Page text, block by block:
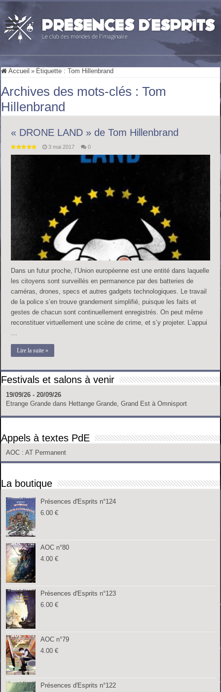
Accueil » Étiquette :Tom Hillenbrand
Archives des mots-clés :Tom
Hillenbrand
« DRONE LAND » de Tom Hillenbrand
3 mai 2017 0
Dans un futur proche, l’Union européenne est une entité dans laquelle
les citoyens sont surveillés en permanence par des batteries de
caméras, drones, specs et autres gadgets technologiques. Le travail
de la police s’en trouve grandement simplifié, puisque les faits et
gestes de chacun sont continuellement enregistrés. On peut même
reconstituer virtuellement une scène de crime, et s’y projeter. L’appui
…
Lire la suite »
Festivals et salons à venir
19/09/26 - 20/09/26
Etrange Grande dans Hettange Grande, Grand Est à Omnisport
Appels à textes PdE
AOC : AT Permanent
La boutique
Présences d'Esprits n°124
6.00€
AOC n°80
4.00€
Présences d'Esprits n°123
6.00€
AOC n°79
4.00€
Présences d'Esprits n°122